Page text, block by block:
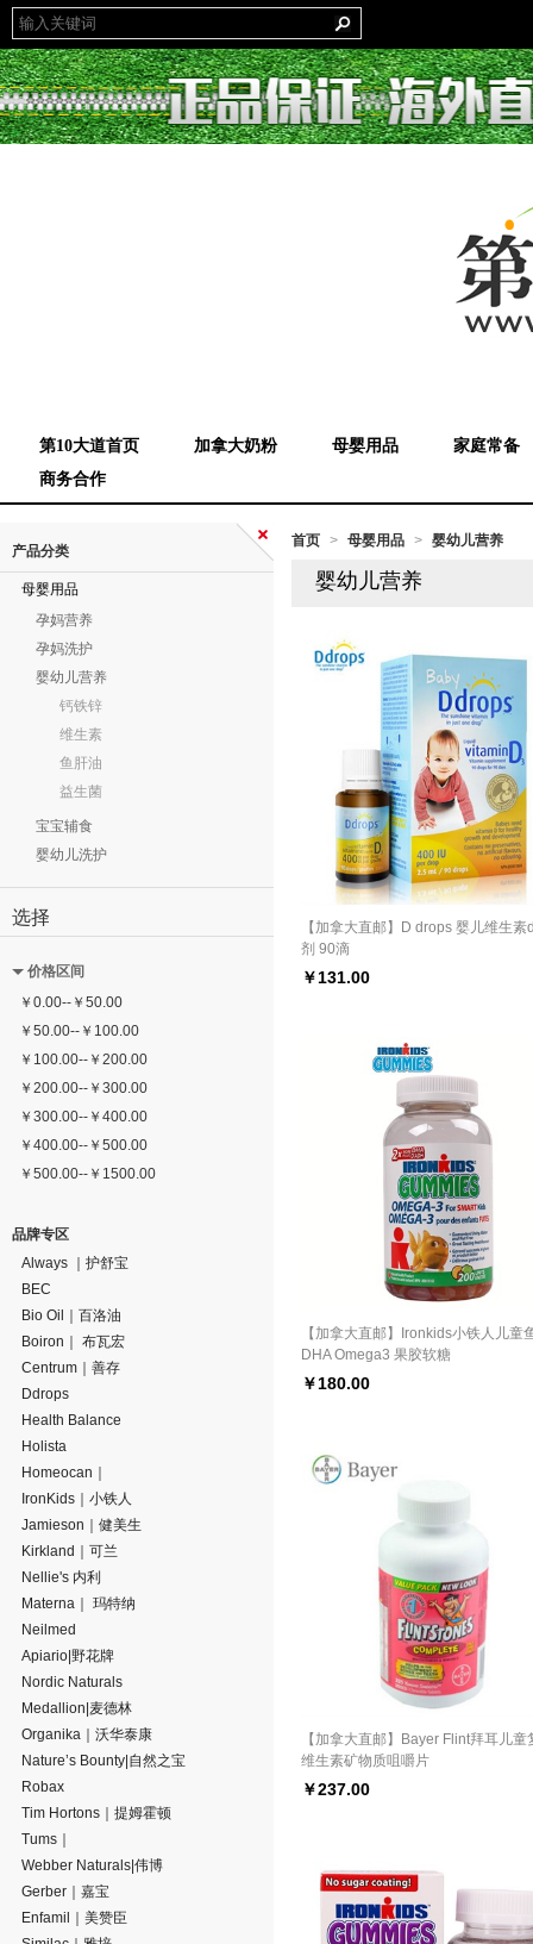
第10大道首页 加拿大奶粉 母婴用品
家庭常备
商务合作
首页 > 母婴用品 > 婴幼儿营养
婴幼儿营养
【加拿大直邮】D drops 婴儿维生素
剂 90滴
￥131.00
【加拿大直邮】Ironkids小铁人儿童
DHA Omega3 果胶软糖
￥180.00
【加拿大直邮】Bayer Flint拜耳儿童
维生素矿物质咀嚼片
￥237.00
产品分类
母婴用品
孕妈营养
孕妈洗护
婴幼儿营养
钙铁锌
维生素
鱼肝油
益生菌
宝宝辅食
婴幼儿洗护
选择
价格区间
￥ 0.00-- ￥ 50.00
￥ 50.00-- ￥ 100.00
￥ 100.00-- ￥ 200.00
￥ 200.00-- ￥ 300.00
￥ 300.00-- ￥ 400.00
￥ 400.00-- ￥ 500.00
￥ 500.00-- ￥ 1500.00
品牌专区
Always ｜护舒宝
BEC
Bio Oil｜百洛油
Boiron｜ 布瓦宏
Centrum｜善存
Ddrops
Health Balance
Holista
Homeocan｜
IronKids｜小铁人
Jamieson｜健美生
Kirkland｜可兰
Nellie's 内利
Materna｜ 玛特纳
Neilmed
Apiario|野花牌
Nordic Naturals
Medallion|麦德林
Organika｜沃华泰康
Nature’s Bounty|自然之宝
Robax
Tim Hortons｜提姆霍顿
Tums｜
Webber Naturals|伟博
Gerber｜嘉宝
Enfamil｜美赞臣